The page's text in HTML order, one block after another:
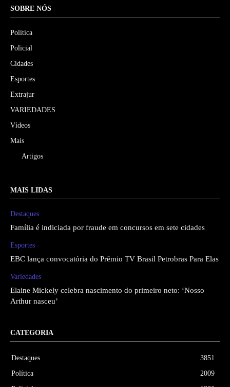
SOBRE NÓS
Política
Policial
Cidades
Esportes
Extrajur
VARIEDADES
Vídeos
Mais
Artigos
MAIS LIDAS
Destaques
Família é indiciada por fraude em concursos em sete cidades
Esportes
EBC lança convocatória do Prêmio TV Brasil Petrobras Para Elas
Variedades
Elaine Mickely celebra nascimento do primeiro neto: ‘Nosso
Arthur nasceu’
CATEGORIA
Destaques
3851
Política
2009